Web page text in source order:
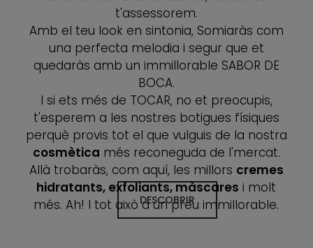
DESCOBRIR
DESCOBRIR
t'assessorem.
Amb el teu look en sintonia, Somiaràs com
una perfecta melodia i segur que et
quedaràs amb un immillorable SABOR DE
BOCA.
I si ets més de TOCAR, no et preocupis,
t'esperem a les nostres botigues físiques
perquè provis tot el que vulguis de la nostra
cosmètica més reconeguda de l'mercat.
Allà trobaràs, com aquí, les millors cremes
hidratants, exfoliants, màscares i molt
més. Ah! I tot això a un preu immillorable.